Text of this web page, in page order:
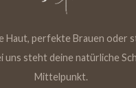
Haut, perfekte Brauen oder
uns steht deine natürliche
Mittelpunkt.